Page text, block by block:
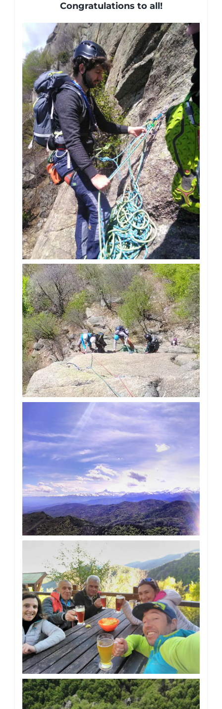
Congratulations to all!